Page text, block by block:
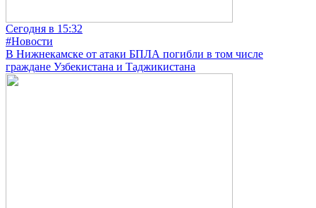
Сегодня в 15:32
#Новости
В Нижнекамске от атаки БПЛА погибли в том числе
граждане Узбекистана и Таджикистана